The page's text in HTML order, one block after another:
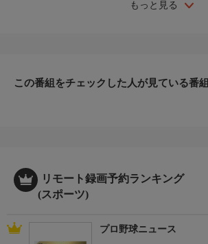
もっと見る
この番組をチェックした人が見ている番組
リモート録画予約ランキング
(スポーツ)
プロ野球ニュース